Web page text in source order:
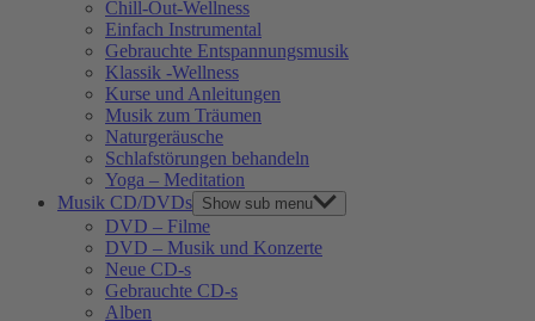
Chill-Out-Wellness
Einfach Instrumental
Gebrauchte Entspannungsmusik
Klassik -Wellness
Kurse und Anleitungen
Musik zum Träumen
Naturgeräusche
Schlafstörungen behandeln
Yoga – Meditation
Musik CD/DVDs Show sub menu
DVD – Filme
DVD – Musik und Konzerte
Neue CD-s
Gebrauchte CD-s
Alben